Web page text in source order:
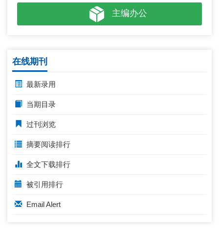
主编办公
在线期刊
最新录用
当期目录
过刊浏览
摘要阅读排行
全文下载排行
被引用排行
Email Alert